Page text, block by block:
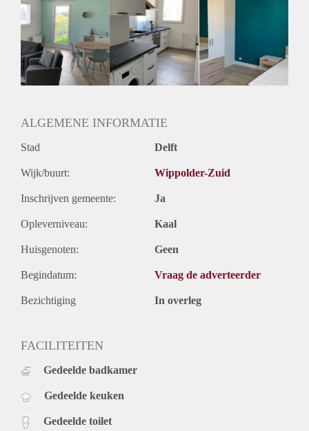
Gedeelde keuken: Nee
Gedeelde Douche: Nee
Gedeelde woonkamer: Nee
Huisgenoten: Nee
Geslacht huisgenoten: N.v.t.
ALGEMENE INFORMATIE
Stad Delft
Wijk/buurt: Wippolder-Zuid
Inschrijven gemeente: Ja
Opleverniveau: Kaal
Huisgenoten: Geen
Begindatum: Vraag de adverteerder
Bezichtiging In overleg
FACILITEITEN
Gedeelde badkamer
Gedeelde keuken
Gedeelde toilet